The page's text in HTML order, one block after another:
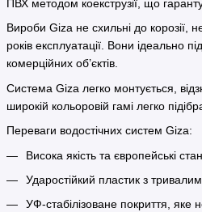
ПВХ методом коекструзії, що
Вироби Giza не схильні до корозії,
років експлуатації. Вони ідеально
комерційних об’єктів.
Система Giza легко монтується,
широкій кольоровій гамі легко
Переваги водостічних систем Giza:
Висока якість та європейські
Ударостійкий пластик з
УФ-стабілізоване покриття, яке